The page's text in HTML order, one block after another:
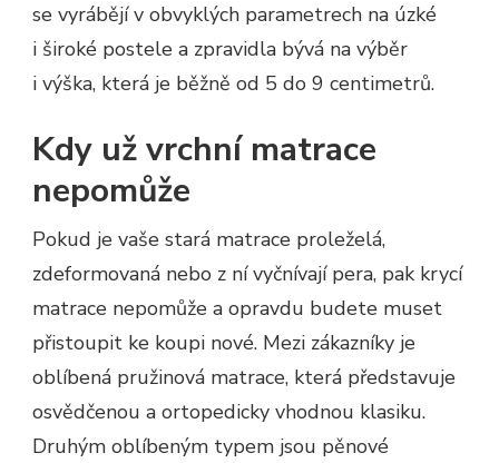
se vyrábějí v obvyklých parametrech na úzké
i široké postele a zpravidla bývá na výběr
i výška, která je běžně od 5 do 9 centimetrů.
Kdy už vrchní matrace
nepomůže
Pokud je vaše stará matrace proleželá,
zdeformovaná nebo z ní vyčnívají pera, pak krycí
matrace nepomůže a opravdu budete muset
přistoupit ke koupi nové. Mezi zákazníky je
oblíbená pružinová matrace, která představuje
osvědčenou a ortopedicky vhodnou klasiku.
Druhým oblíbeným typem jsou pěnové